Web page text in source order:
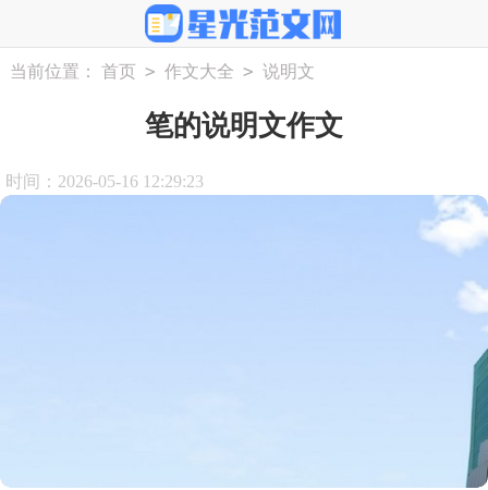
当前位置： 首页 > 作文大全 > 说明文
笔的说明文作文
时间：2026-05-16 12:29:23